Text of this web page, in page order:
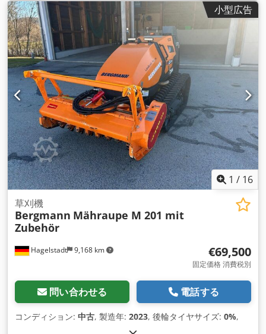
小型広告
1 / 16
Hagelstadt 9,168 km
草刈機
Bergmann Mähraupe M 201 mit
Zubehör
€69,500
固定価格 消費税別
問い合わせる 電話する
コンディション: 中古, 製造年: 2023, 後輪タイヤサイズ: 0%,